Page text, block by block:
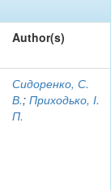
Author(s)
Сидоренко, С.
В.; Приходько, І.
П.